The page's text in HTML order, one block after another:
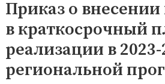
содержимому
Приказ о
в краткосрочный
реализации в 2023-
региональной